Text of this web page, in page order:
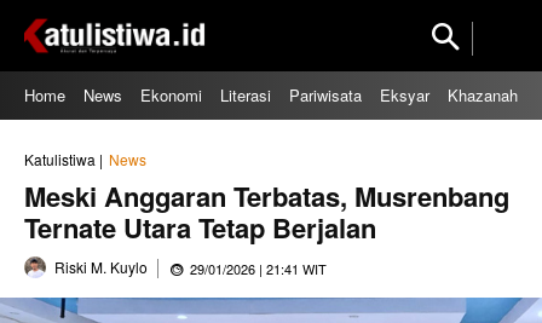
Home News Ekonomi Literasi Pariwisata Eksyar Khazanah
Katulistiwa | News
Meski Anggaran Terbatas, Musrenbang
Ternate Utara Tetap Berjalan
Riski M. Kuylo 29/01/2026 | 21:41 WIT